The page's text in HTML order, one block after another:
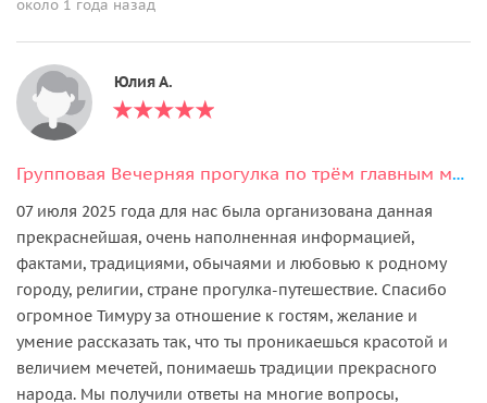
около 1 года назад
Юлия А.
Групповая Вечерняя прогулка по трём главным мечетям Чечни,Лестница в небеса
07 июля 2025 года для нас была организована данная
прекраснейшая, очень наполненная информацией,
фактами, традициями, обычаями и любовью к родному
городу, религии, стране прогулка-путешествие. Спасибо
огромное Тимуру за отношение к гостям, желание и
умение рассказать так, что ты проникаешься красотой и
величием мечетей, понимаешь традиции прекрасного
народа. Мы получили ответы на многие вопросы,